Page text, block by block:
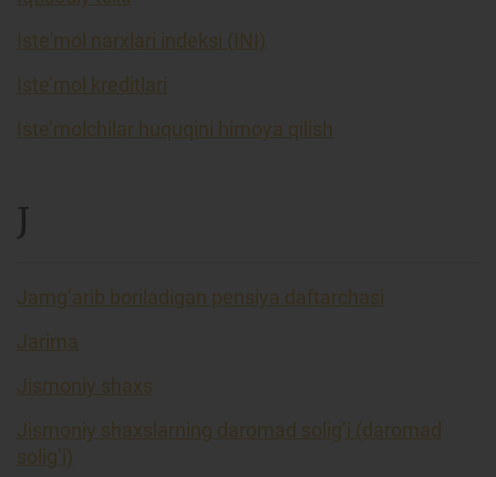
Iste'mol narxlari indeksi (INI)
Iste’mol kreditlari
Iste’molchilar huquqini himoya qilish
J
Jamg’arib boriladigan pensiya daftarchasi
Jarima
Jismoniy shaxs
Jismoniy shaxslarning daromad solig’i (daromad
solig’i)